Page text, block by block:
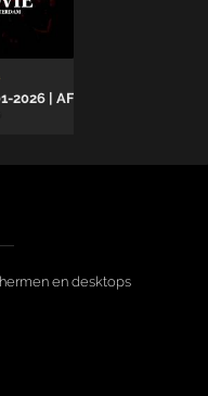
2026 | AFTERMOVIE
en desktops